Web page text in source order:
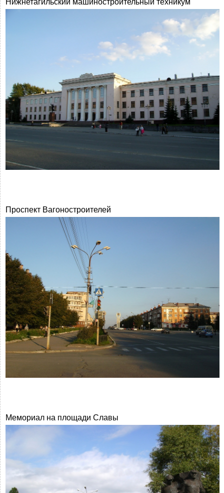
Нижнетагильский машиностроительный техникум
Проспект Вагоностроителей
Мемориал на площади Славы